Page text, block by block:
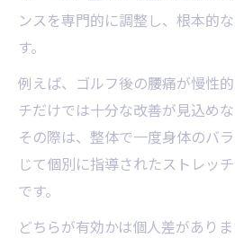
ンスを専門的に調整し、根本的
す。
例えば、ゴルフ後の腰痛が慢性
チだけでは十分な改善が見込めな
その際は、整体で一度身体のバ
じて個別に指導されたストレッ
です。
どちらが有効かは個人差があり